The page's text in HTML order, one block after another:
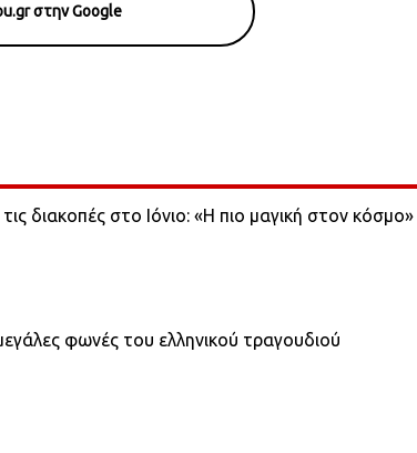
στην Google
διακοπές στο Ιόνιο: «Η πιο μαγική στον κόσμο»
φωνές του ελληνικού τραγουδιού